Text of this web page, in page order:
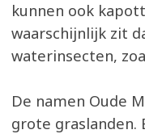
kunnen ook
waarschijnlijk zit
waterinsecten,
De namen Oude
grote